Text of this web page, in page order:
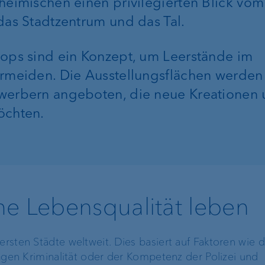
Stadtzentrum und das Tal.
sind ein Konzept, um Leerstände im
Die Ausstellungsflächen werden
angeboten, die neue Kreationen
Lebensqualität leben
Städte weltweit. Dies basiert auf Faktoren wie
Kriminalität oder der Kompetenz der Polizei und